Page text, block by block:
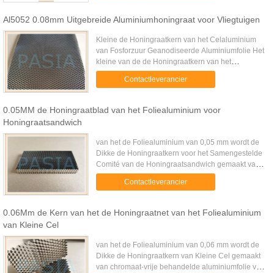
Al5052 0.08mm Uitgebreide Aluminiumhoningraat voor Vliegtuigen
Kleine de Honingraatkern van het Celaluminium
van Fosforzuur Geanodiseerde Aluminiumfolie Het
kleine van de de Honingraatkern van het
Celaluminium Fosfor Geanodiseerde wordt Zuur
gemaakt van fosforzuur ...
Contactleverancier
0.05MM de Honingraatblad van het Foliealuminium voor
Honingraatsandwich
van het de Foliealuminium van 0,05 mm wordt de
Dikke de Honingraatkern voor het Samengestelde
Comité van de Honingraatsandwich gemaakt van
het ontvetten van behandelde aluminiumfolie van
0,05 mm dik in entrepot ...
Contactleverancier
0.06Mm de Kern van het de Honingraatnet van het Foliealuminium
van Kleine Cel
van het de Foliealuminium van 0,06 mm wordt de
Dikke de Honingraatkern van Kleine Cel gemaakt
van chromaat-vrije behandelde aluminiumfolie van